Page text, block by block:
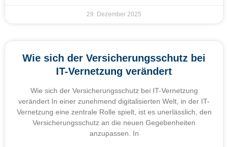
29. Dezember 2025
Wie sich der Versicherungsschutz bei
IT-Vernetzung verändert
Wie sich der Versicherungsschutz bei IT-Vernetzung
verändert In einer zunehmend digitalisierten Welt, in der IT-
Vernetzung eine zentrale Rolle spielt, ist es unerlässlich, den
Versicherungsschutz an die neuen Gegebenheiten
anzupassen. In